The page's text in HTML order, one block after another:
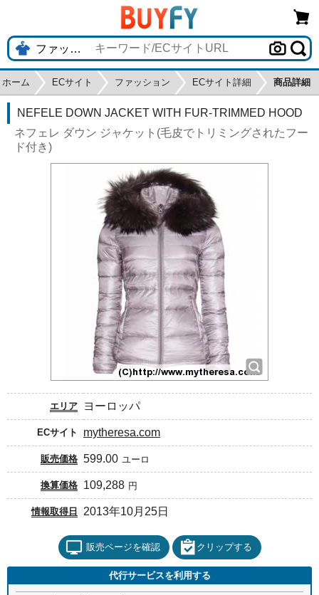
ホーム ECサイト ファッション ECサイト詳細 商品詳細
NEFELE DOWN JACKET WITH FUR-TRIMMED HOOD
ネフェレ ダウン ジャケット(毛皮でトリミングされたフー
ド付き)
エリア ヨーロッパ
ECサイト mytheresa.com
販売価格 599.00 ユーロ
換算価格 109,288 円
情報取得日 2013年10月25日
販売ページを確認 クリップする
代行サービスを利用する